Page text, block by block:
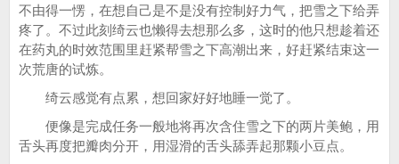
不由得一愣，在想自己是不是没有控制好力气，把雪之下给弄
疼了。不过此刻绮云也懒得去想那么多，这时的他只想趁着还
在药丸的时效范围里赶紧帮雪之下高潮出来，好赶紧结束这一
次荒唐的试炼。
绮云感觉有点累，想回家好好地睡一觉了。
便像是完成任务一般地将再次含住雪之下的两片美鲍，用
舌头再度把瓣肉分开，用湿滑的舌头舔弄起那颗小豆点。